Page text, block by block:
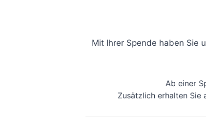
Mit Ihrer Spende haben Sie
Ab einer
Zusätzlich erhalten Sie